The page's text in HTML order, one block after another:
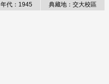
年代：1945 典藏地：交大校區